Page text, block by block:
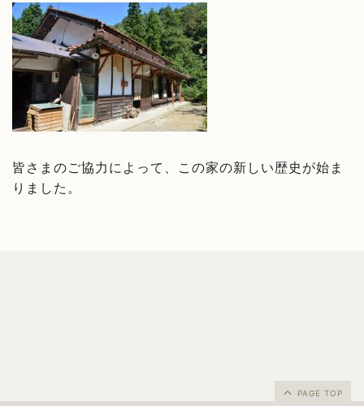
皆さまのご協力によって、この家の新しい歴史が始ま
りました。
PAGE TOP